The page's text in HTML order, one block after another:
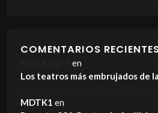
COMENTARIOS
en
Los teatros más embrujados de
MDTK1 en